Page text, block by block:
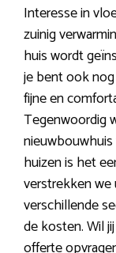
Interesse in
zuinig
huis wordt
je bent ook
fijne en
Tegenwoordig
huizen is het
verstrekken
verschillende
de kosten. Wil
offerte